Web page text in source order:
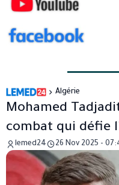
Algérie
Mohamed
combat qui défie
lemed24 26 Nov 2025 -